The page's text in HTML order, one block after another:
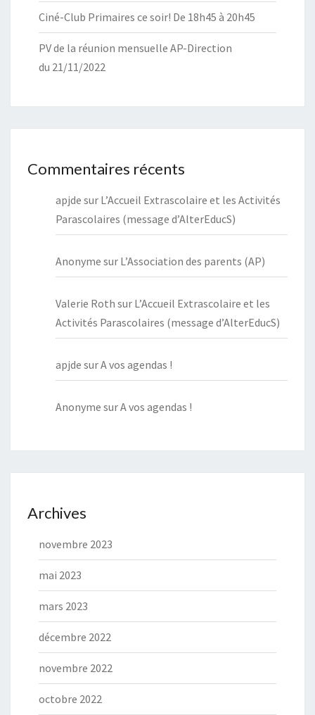
Ciné-Club Primaires ce soir! De 18h45 à 20h45
PV de la réunion mensuelle AP-Direction
du 21/11/2022
Commentaires récents
apjde sur L’Accueil Extrascolaire et les Activités
Parascolaires (message d’AlterEducS)
Anonyme sur L’Association des parents (AP)
Valerie Roth sur L’Accueil Extrascolaire et les
Activités Parascolaires (message d’AlterEducS)
apjde surA vos agendas !
Anonyme surA vos agendas !
Archives
novembre 2023
mai 2023
mars 2023
décembre 2022
novembre 2022
octobre 2022